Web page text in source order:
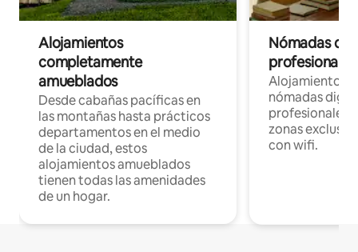
Alojamientos
completamente
amueblados
Desde cabañas pacíficas en
las montañas hasta prácticos
departamentos en el medio
de la ciudad, estos
alojamientos amueblados
tienen todas las amenidades
de un hogar.
Nómadas
Alojamientos
nómadas
profesionales
zonas
con wifi.